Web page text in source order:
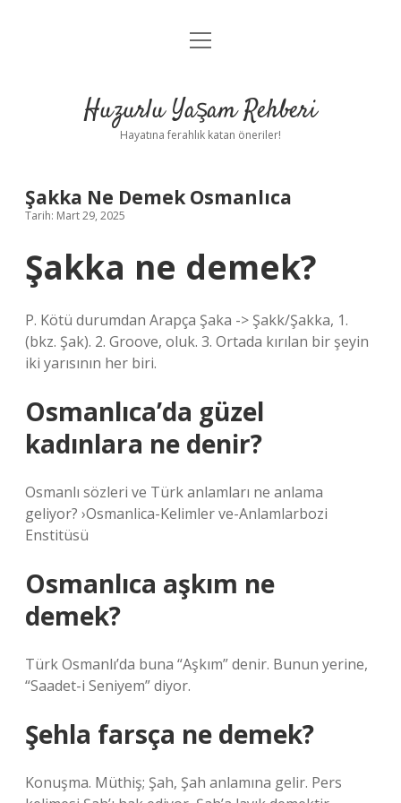
Anasayfa
Yasal Uyarı
menüyü
Huzurlu Yaşam Rehberi
Hayatına ferahlık katan öneriler!
Şakka Ne Demek Osmanlıca
Tarih: Mart 29, 2025
Şakka ne demek?
P. Kötü durumdan Arapça Şaka -> Şakk/Şakka, 1.
(bkz. Şak). 2. Groove, oluk. 3. Ortada kırılan bir şeyin
iki yarısının her biri.
Osmanlıca’da güzel
kadınlara ne denir?
Osmanlı sözleri ve Türk anlamları ne anlama
geliyor? ›Osmanlica-Kelimler ve-Anlamlarbozi
Enstitüsü
Osmanlıca aşkım ne
demek?
Türk Osmanlı’da buna “Aşkım” denir. Bunun yerine,
“Saadet-i Seniyem” diyor.
Şehla farsça ne demek?
Konuşma. Müthiş; Şah, Şah anlamına gelir. Pers